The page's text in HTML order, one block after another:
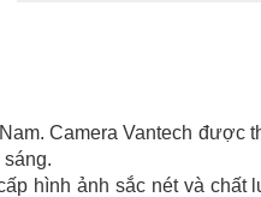
Camera Vantech được
hình ảnh sắc nét và